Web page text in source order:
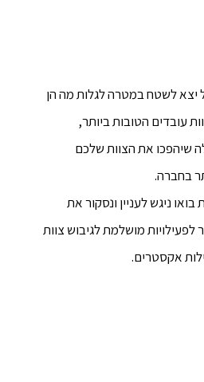
יצא לשטח במטרה לגלות מה הן
עובדים הטובות ביותר,
שיהפכו את הצוות שלכם
בחברה.
ניגש לעניין ונסקור את
מושלמת לגיבוש צוות
אקסטרים.